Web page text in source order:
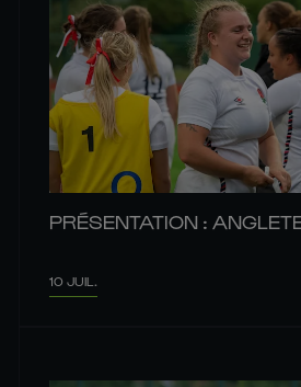
PRÉSENTATION :
10 JUIL.